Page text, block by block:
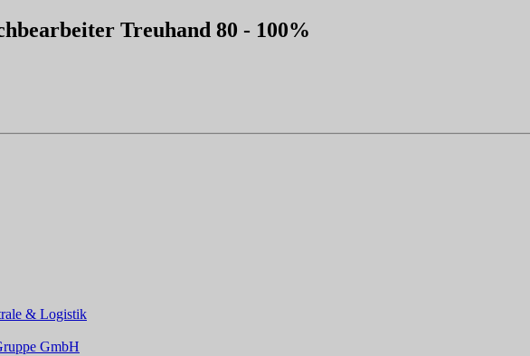
Treuhand 80 - 100%
& Logistik
GmbH